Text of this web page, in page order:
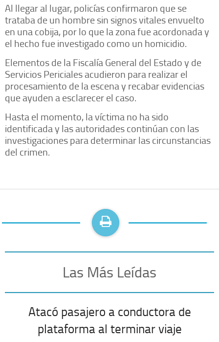
Al llegar al lugar, policías confirmaron que se
trataba de un hombre sin signos vitales envuelto
en una cobija, por lo que la zona fue acordonada y
el hecho fue investigado como un homicidio.
Elementos de la Fiscalía General del Estado y de
Servicios Periciales acudieron para realizar el
procesamiento de la escena y recabar evidencias
que ayuden a esclarecer el caso.
Hasta el momento, la víctima no ha sido
identificada y las autoridades continúan con las
investigaciones para determinar las circunstancias
del crimen.
Las Más Leídas
Atacó pasajero a conductora de
plataforma al terminar viaje